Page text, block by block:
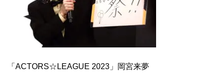
「ACTORS☆LEAGUE 2023」岡宮来夢